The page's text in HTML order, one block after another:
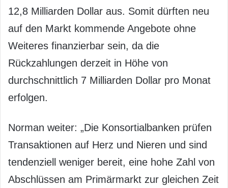
12,8 Milliarden Dollar aus. Somit dürften neu
auf den Markt kommende Angebote ohne
Weiteres finanzierbar sein, da die
Rückzahlungen derzeit in Höhe von
durchschnittlich 7 Milliarden Dollar pro Monat
erfolgen.
Norman weiter: „Die Konsortialbanken prüfen
Transaktionen auf Herz und Nieren und sind
tendenziell weniger bereit, eine hohe Zahl von
Abschlüssen am Primärmarkt zur gleichen Zeit